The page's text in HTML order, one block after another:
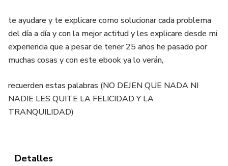
te ayudare y te explicare como solucionar cada problema
del día a día y con la mejor actitud y les explicare desde mi
experiencia que a pesar de tener 25 años he pasado por
muchas cosas y con este ebook ya lo verán,
recuerden estas palabras (NO DEJEN QUE NADA NI
NADIE LES QUITE LA FELICIDAD Y LA
TRANQUILIDAD)
Detalles